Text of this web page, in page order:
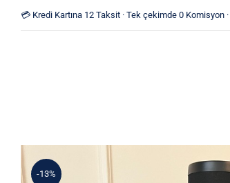
💳 Kredi Kartına 12 Taksit · Tek çekimde 0 Komisyon
-13%